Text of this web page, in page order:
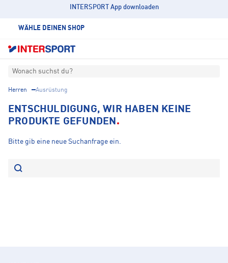
INTERSPORT App downloaden
WÄHLE DEINEN SHOP
Wonach suchst du?
Herren Ausrüstung
ENTSCHULDIGUNG, WIR HABEN KEINE
PRODUKTE GEFUNDEN
Bitte gib eine neue Suchanfrage ein.